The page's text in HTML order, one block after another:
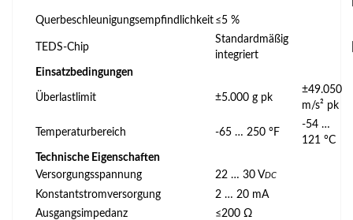
Querbeschleunigungsempfindlichkeit ≤5 %
TEDS-Chip
Standardmäßig
integriert
Einsatzbedingungen
Überlastlimit ±5.000 g pk
±49.050
m/s² pk
Temperaturbereich -65 … 250 °F
-54 …
121 °C
Technische Eigenschaften
Versorgungsspannung
22 … 30 VDC
Konstantstromversorgung
2 … 20 mA
Ausgangsimpedanz
≤200 Ω